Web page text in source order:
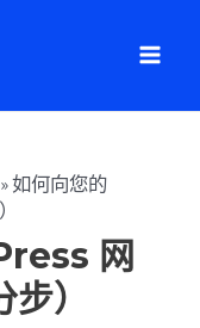
»如何向您的
网
）